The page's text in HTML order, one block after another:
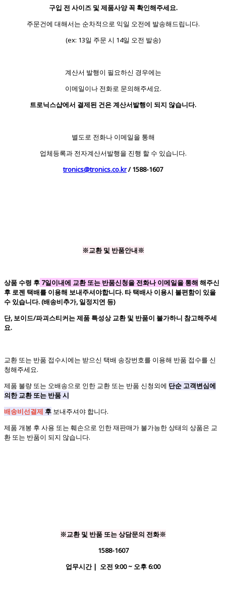
구입 전 사이즈 및 제품사양 꼭 확인해주세요.
주문건에 대해서는 순차적으로 익일 오전에 발송해드립니다.
(ex: 13일 주문 시 14일 오전 발송)
계산서 발행이 필요하신 경우에는
이메일이나 전화로 문의해주세요.
트로닉스샵에서 결제된 건은 계산서발행이 되지 않습니다.
별도로 전화나 이메일을 통해
업체등록과 전자계산서발행을 진행 할 수 있습니다.
tronics@tronics.co.kr/ 1588-1607
※교환 및 반품안내※
상품 수령 후 7일이내에 교환 또는 반품신청을 전화나 이메일을 통해 해주신
후 로젠 택배를 이용해 보내주셔야합니다. 타 택배사 이용시 불편함이 있을
수 있습니다. (배송비추가, 일정지연 등)
단, 보이드/파괴스티커는 제품 특성상 교환 및 반품이 불가하니 참고해주세
요.
교환 또는 반품 접수시에는 받으신 택배 송장번호를 이용해 반품 접수를 신
청해주세요.
제품 불량 또는 오배송으로 인한 교환 또는 반품 신청외에 단순 고객변심에
의한 교환 또는 반품 시
배송비선결제 후 보내주셔야 합니다.
제품 개봉 후 사용 또는 훼손으로 인한 재판매가 불가능한 상태의 상품은 교
환 또는 반품이 되지 않습니다.
※교환 및 반품 또는 상담문의 전화※
1588-1607
업무시간 | 오전 9:00 ~ 오후 6:00